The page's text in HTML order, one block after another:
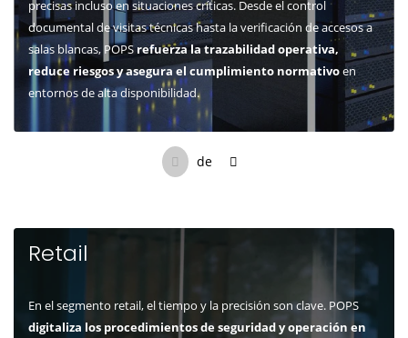
precisas incluso en situaciones críticas. Desde el control
documental de visitas técnicas hasta la verificación de accesos a
salas blancas, POPSrefuerza la trazabilidad operativa,
reduce riesgos y asegura el cumplimiento normativoen
entornos de alta disponibilidad.
de
Retail
En el segmento retail, el tiempo y la precisión son clave. POPS
digitaliza los procedimientos de seguridad y operación en